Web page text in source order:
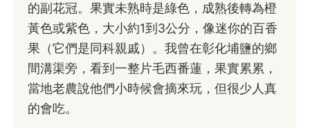
的副花冠。果實未熟時是綠色，成熟後轉為橙
黃色或紫色，大小約1到3公分，像迷你的百香
果（它們是同科親戚）。我曾在彰化埔鹽的鄉
間溝渠旁，看到一整片毛西番蓮，果實累累，
當地老農說他們小時候會摘來玩，但很少人真
的會吃。